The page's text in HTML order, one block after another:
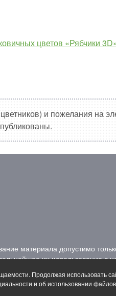
цветов «Рябчики
и пожелания на
материала допустимо
их использование в
Продолжая использовать
и об использовании